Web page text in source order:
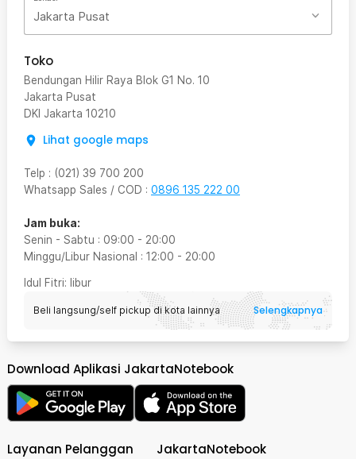
Jakarta Pusat
Toko
Bendungan Hilir Raya Blok G1 No. 10
Jakarta Pusat
DKI Jakarta 10210
Lihat google maps
Telp : (021) 39 700 200
Whatsapp Sales / COD : 0896 135 222 00
Jam buka:
Senin - Sabtu : 09:00 - 20:00
Minggu/Libur Nasional : 12:00 - 20:00
Idul Fitri: libur
Beli langsung/self pickup di kota lainnya Selengkapnya
Download Aplikasi JakartaNotebook
Layanan Pelanggan JakartaNotebook